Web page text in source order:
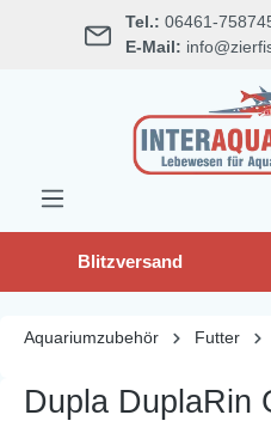
springen Tel.: 06461-
E-Mail:
Blitzversand
Aquariumzubehör Futter
Dupla DuplaRin